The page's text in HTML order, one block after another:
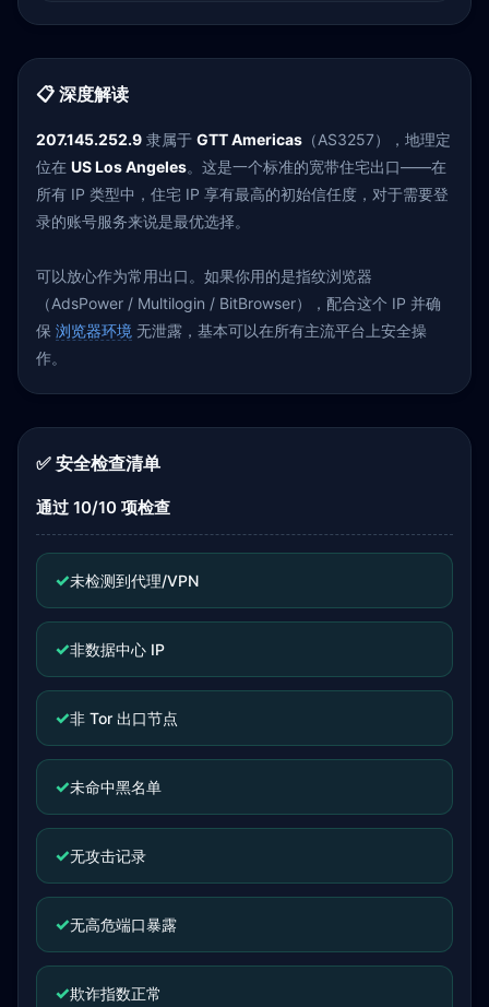
📋 深度解读
207.145.252.9 隶属于 GTT Americas （AS3257），地理定
位在 US Los Angeles。这是一个标准的宽带住宅出口——在
所有 IP 类型中，住宅 IP 享有最高的初始信任度，对于需要登
录的账号服务来说是最优选择。
可以放心作为常用出口。如果你用的是指纹浏览器
（AdsPower / Multilogin / BitBrowser），配合这个 IP 并确
保 浏览器环境 无泄露，基本可以在所有主流平台上安全操
作。
✅ 安全检查清单
通过 10/10 项检查
✓未检测到代理/VPN
✓非数据中心 IP
✓非 Tor 出口节点
✓未命中黑名单
✓无攻击记录
✓无高危端口暴露
✓欺诈指数正常